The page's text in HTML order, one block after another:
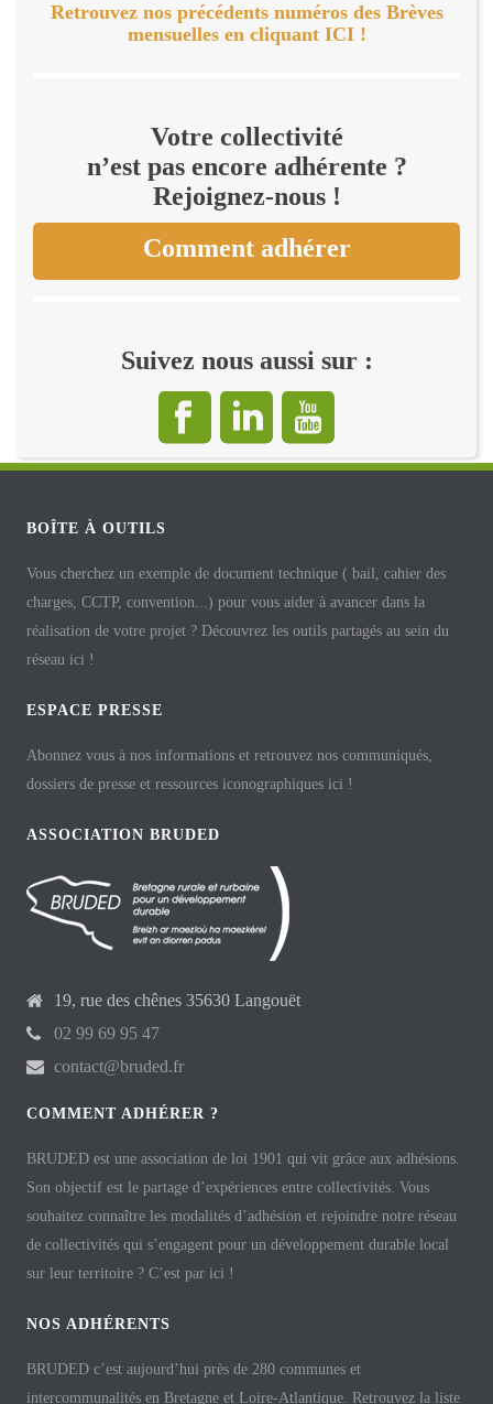
Retrouvez nos précédents numéros des Brèves
mensuelles en cliquant ICI !
Votre collectivité
n’est pas encore adhérente ?
Rejoignez-nous !
Comment adhérer
Suivez nous aussi sur :
BOÎTE À OUTILS
Vous cherchez un exemple de document technique ( bail, cahier des
charges, CCTP, convention...) pour vous aider à avancer dans la
réalisation de votre projet ? Découvrez les outils partagés au sein du
réseau ici !
ESPACE PRESSE
Abonnez vous à nos informations et retrouvez nos communiqués,
dossiers de presse et ressources iconographiques ici !
ASSOCIATION BRUDED
19, rue des chênes 35630 Langouët
02 99 69 95 47
contact@bruded.fr
COMMENT ADHÉRER ?
BRUDED est une association de loi 1901 qui vit grâce aux adhésions.
Son objectif est le partage d’expériences entre collectivités. Vous
souhaitez connaître les modalités d’adhésion et rejoindre notre réseau
de collectivités qui s’engagent pour un développement durable local
sur leur territoire ? C’est par ici !
NOS ADHÉRENTS
BRUDED c’est aujourd’hui près de 280 communes et
intercommunalités en Bretagne et Loire-Atlantique. Retrouvez la liste